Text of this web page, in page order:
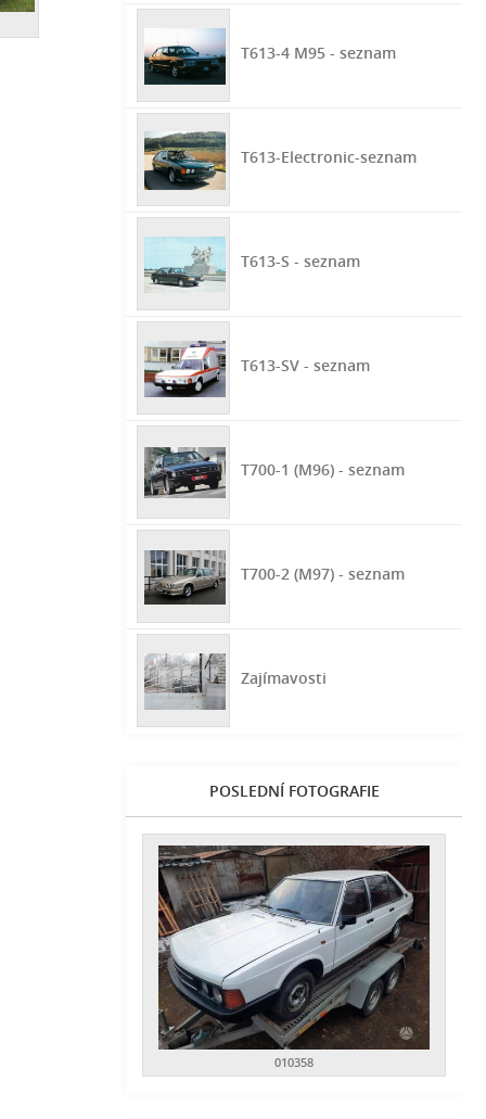
T613-4 M95 - seznam
T613-Electronic-seznam
T613-S - seznam
T613-SV - seznam
T700-1 (M96) - seznam
T700-2 (M97) - seznam
Zajímavosti
POSLEDNÍ FOTOGRAFIE
010358